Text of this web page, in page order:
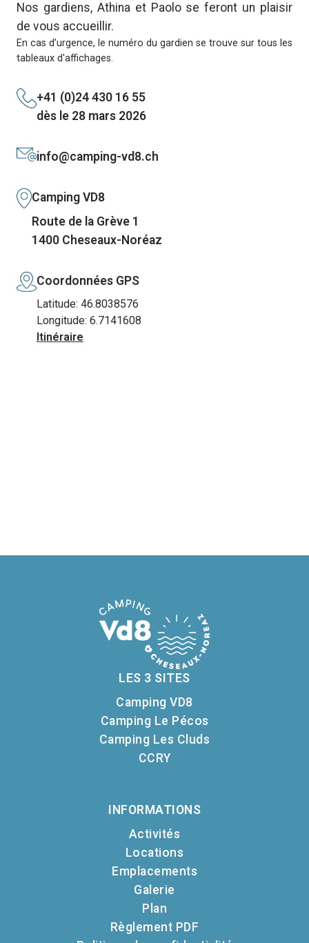
Nos gardiens, Athina et Paolo se feront un plaisir
de vous accueillir.
En cas d’urgence, le numéro du gardien se trouve sur tous les
tableaux d'affichages.
+41 (0)24 430 16 55
dès le 28 mars 2026
info@camping-vd8.ch
Camping VD8
Route de la Grève 1
1400 Cheseaux-Noréaz
Coordonnées GPS
Latitude: 46.8038576
Longitude: 6.7141608
Itinéraire
LES 3 SITES
Camping VD8
Camping Le Pécos
Camping Les Cluds
CCRY
INFORMATIONS
Activités
Locations
Emplacements
Galerie
Plan
Règlement PDF